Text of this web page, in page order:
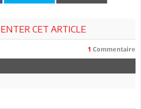
CET ARTICLE
1 Commentaire